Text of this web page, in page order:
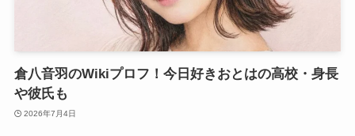
倉八音羽のWikiプロフ！今日好きおとはの高校・身長
や彼氏も
2026年7月4日